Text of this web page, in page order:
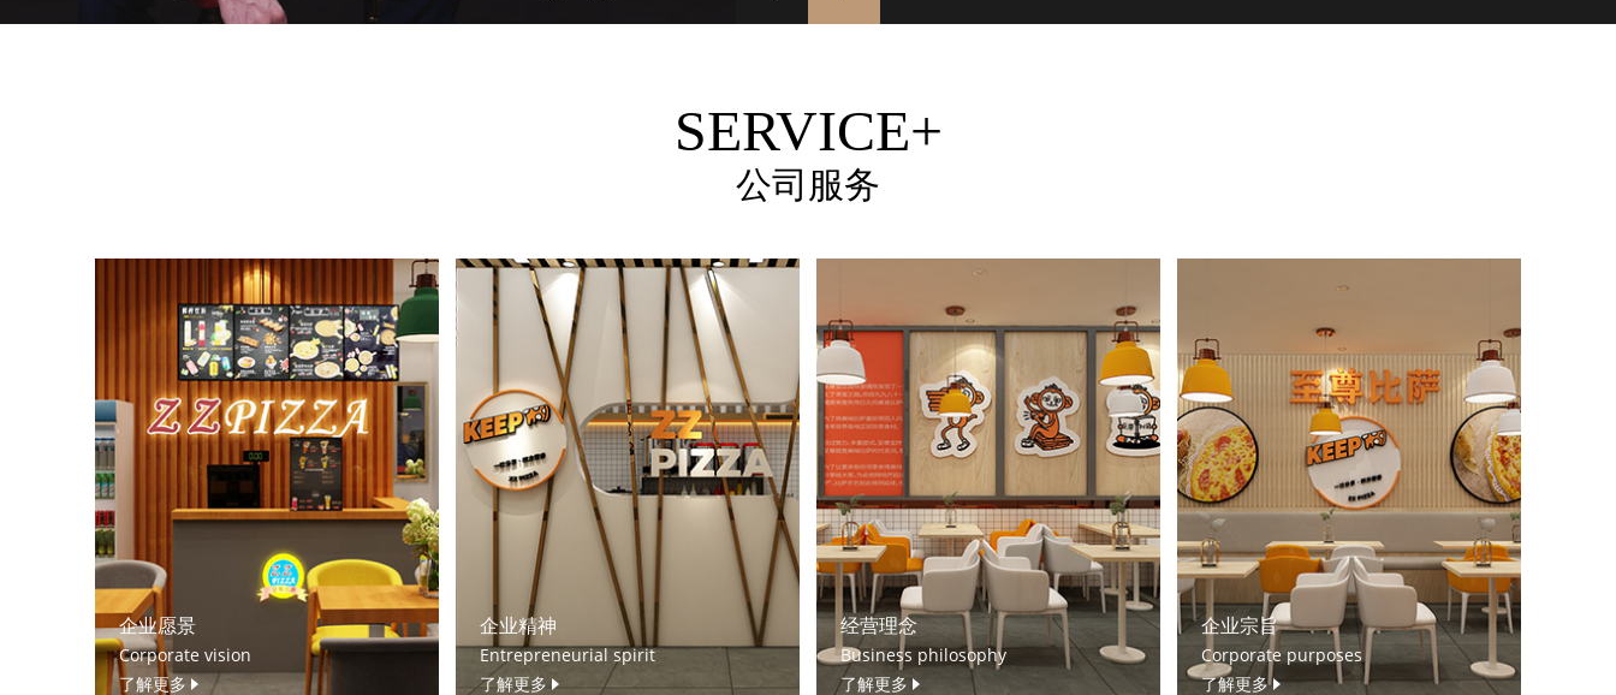
SERVICE+
公司服务
企业愿景
Corporate vision
了解更多
企业精神
Entrepreneurial spirit
了解更多
经营理念
Business philosophy
了解更多
企业宗旨
Corporate purposes
了解更多